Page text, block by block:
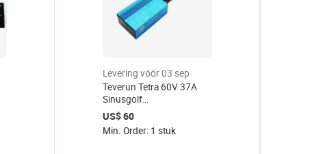
Levering vóór 03 sep
Teverun Tetra 60V 37A
Sinusgolf
Scootercontroller
Aluminium GT Model
Waterdicht
US$ 60
Min. Order: 1 stuk